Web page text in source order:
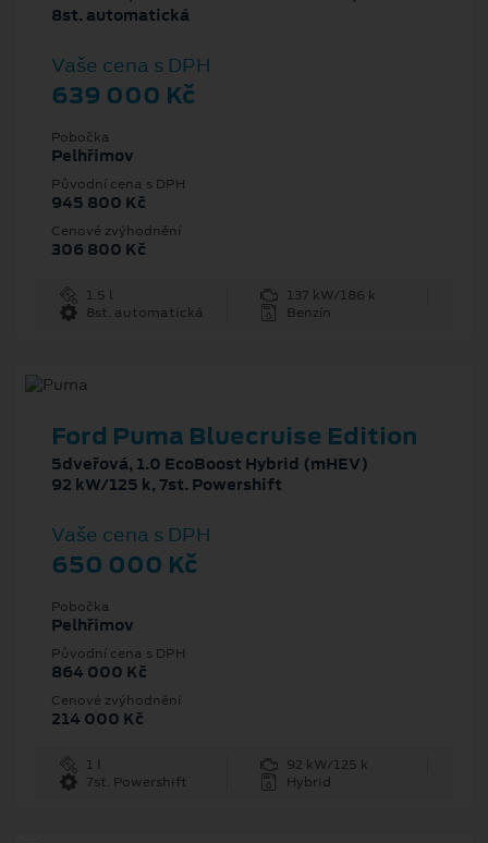
8st. automatická
Vaše cena s DPH
639 000 Kč
Pobočka
Pelhřimov
Původní cena s DPH
945 800 Kč
Cenové zvýhodnění
306 800 Kč
1.5 l
137 kW/186 k
8st. automatická
Benzín
Ford Puma Bluecruise Edition
5dveřová, 1.0 EcoBoost Hybrid (mHEV)
92 kW/125 k, 7st. Powershift
Vaše cena s DPH
650 000 Kč
Pobočka
Pelhřimov
Původní cena s DPH
864 000 Kč
Cenové zvýhodnění
214 000 Kč
1 l
92 kW/125 k
7st. Powershift
Hybrid